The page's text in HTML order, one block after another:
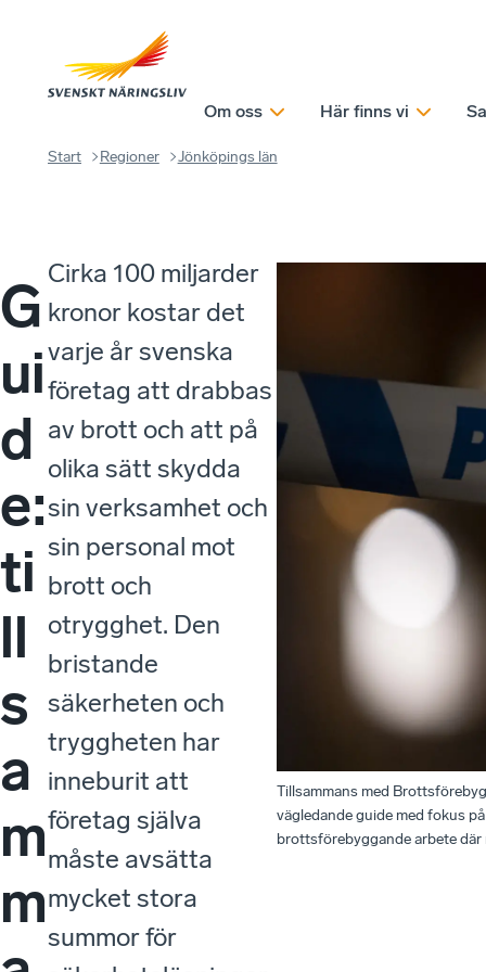
Om oss Här finns vi
Start Regioner Jönköpings län
G
ui
d
e:
ti
ll
s
a
m
m
Cirka 100 miljarder
kronor kostar det
varje år svenska
företag att drabbas
av brott och att på
olika sätt skydda
sin verksamhet och
sin personal mot
brott och
otrygghet. Den
bristande
säkerheten och
tryggheten har
inneburit att
företag själva
måste avsätta
mycket stora
summor för
Tillsammans med
vägledande guide med fokus
brottsförebyggande arbete